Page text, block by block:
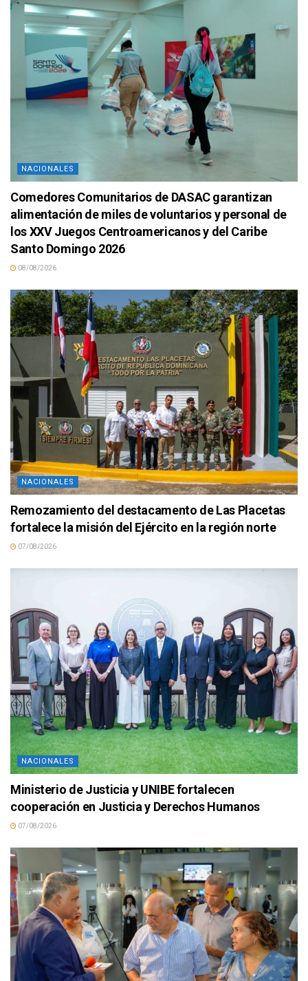
NACIONALES
Comedores Comunitarios de DASAC garantizan
alimentación de miles de voluntarios y personal de
los XXV Juegos Centroamericanos y del Caribe
Santo Domingo 2026
08/08/2026
NACIONALES
Remozamiento del destacamento de Las Placetas
fortalece la misión del Ejército en la región norte
07/08/2026
NACIONALES
Ministerio de Justicia y UNIBE fortalecen
cooperación en Justicia y Derechos Humanos
07/08/2026